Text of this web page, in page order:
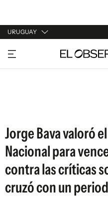
URUGUAY
URUGUAY
ARGENTINA
Jorge Bava valoró
Nacional para
contra las críticas
cruzó con un